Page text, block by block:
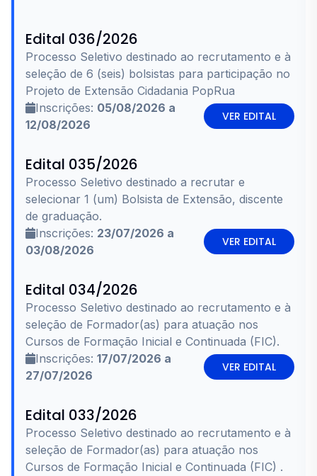
Edital 036/2026
Processo Seletivo destinado ao recrutamento e à
seleção de 6 (seis) bolsistas para participação no
Projeto de Extensão Cidadania PopRua
Inscrições: 05/08/2026 a
12/08/2026
VER EDITAL
Edital 035/2026
Processo Seletivo destinado a recrutar e
selecionar 1 (um) Bolsista de Extensão, discente
de graduação.
Inscrições: 23/07/2026 a
03/08/2026
VER EDITAL
Edital 034/2026
Processo Seletivo destinado ao recrutamento e à
seleção de Formador(as) para atuação nos
Cursos de Formação Inicial e Continuada (FIC).
Inscrições: 17/07/2026 a
27/07/2026
VER EDITAL
Edital 033/2026
Processo Seletivo destinado ao recrutamento e à
seleção de Formador(as) para atuação nos
Cursos de Formação Inicial e Continuada (FIC) .